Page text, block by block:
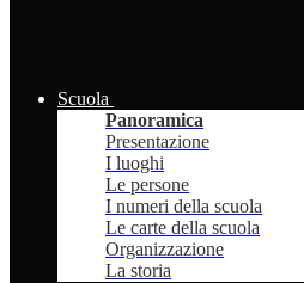
Scuola
Panoramica
Presentazione
I luoghi
Le persone
I numeri della scuola
Le carte della scuola
Organizzazione
La storia